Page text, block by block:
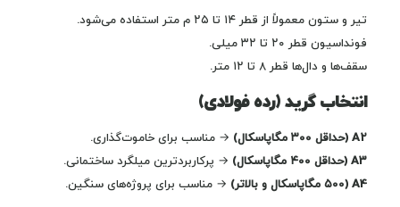
تیر و ستون معمولاً از قطر ۱۴ تا ۲۵ م متر استفاده می‌شود.
فونداسیون قطر ۲۰ تا ۳۲ میلی‌.
سقف‌ها و دال‌ها قطر ۸ تا ۱۲ متر.
انتخاب گرید (رده فولادی)
A2 (حداقل ۳۰۰ مگاپاسکال)
→ مناسب برای خاموت‌گذاری.
A3 (حداقل ۴۰۰ مگاپاسکال)
→ پرکاربردترین میلگرد ساختمانی.
A4 (۵۰۰ مگاپاسکال و بالاتر)
→ مناسب برای پروژه‌های سنگین.